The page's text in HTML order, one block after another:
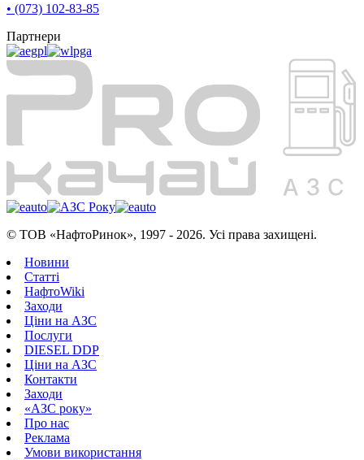
• (073) 102-83-85
Партнери
© ТОВ «НафтоРинок», 1997 - 2026. Усі права захищені.
Новини
Статті
НафтоWiki
Заходи
Ціни на АЗС
Послуги
DIESEL DDP
Ціни на АЗС
Контакти
Заходи
«АЗС року»
Про нас
Реклама
Умови використання